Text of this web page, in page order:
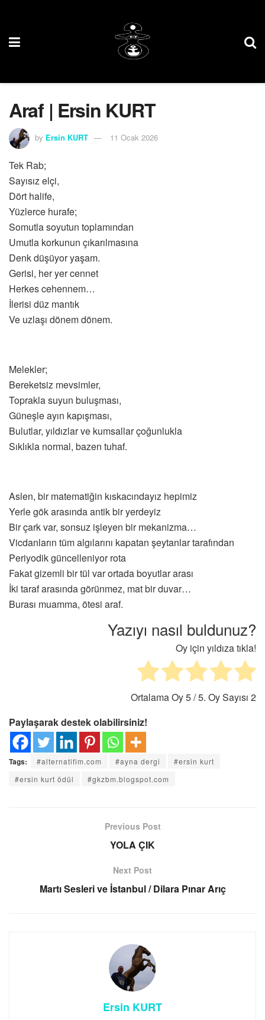
Araf | Ersin KURT
by Ersin KURT 11 Ocak 2026
Tek Rab;
Sayısız elçi,
Dört halife,
Yüzlerce hurafe;
Somutla soyutun toplamından
Umutla korkunun çıkarılmasına
Denk düşüyor yaşam.
Gerisi, her yer cennet
Herkes cehennem…
İlerisi düz mantık
Ve uzlaşı dönem dönem.
Melekler;
Bereketsiz mevsimler,
Toprakla suyun buluşması,
Güneşle ayın kapışması,
Bulutlar, yıldızlar ve kumsallar çoğunlukla
Sıklıkla normal, bazen tuhaf.
Aslen, bir matematiğin kıskacındayız hepimiz
Yerle gök arasında antik bir yerdeyiz
Bir çark var, sonsuz işleyen bir mekanizma…
Vicdanların tüm algılarını kapatan şeytanlar tarafından
Periyodik güncelleniyor rota
Fakat gizemli bir tül var ortada boyutlar arası
İki taraf arasında görünmez, mat bir duvar…
Burası muamma, ötesi araf.
Yazıyı nasıl buldunuz?
Oy için yıldıza tıkla!
Ortalama Oy5/ 5. Oy Sayısı 2
Paylaşarak destek olabilirsiniz!
Tags: #alternatifim.com #ayna dergi
#ersin kurt
#ersin kurt ödül
#gkzbm.blogspot.com
Previous Post
YOLA ÇIK
Next Post
Martı Sesleri ve İstanbul / Dilara Pınar Arıç
Ersin KURT